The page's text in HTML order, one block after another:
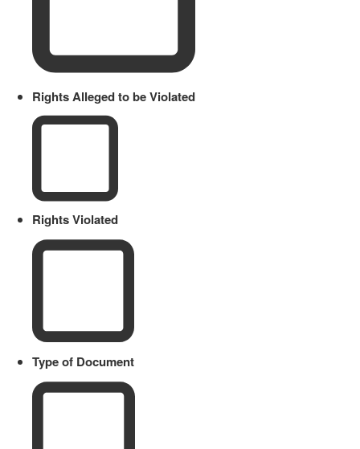
Rights Alleged to be Violated
Rights Violated
Type of Document